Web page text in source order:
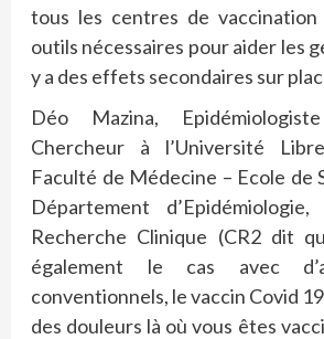
tous les centres de
outils nécessaires pour aider les
y a des effets secondaires sur
Déo Mazina,
Chercheur à l’Université
Faculté de Médecine – Ecole de
Département
Recherche Clinique (CR2 dit
également le cas avec
conventionnels, le vaccin Covid
des douleurs là où vous êtes